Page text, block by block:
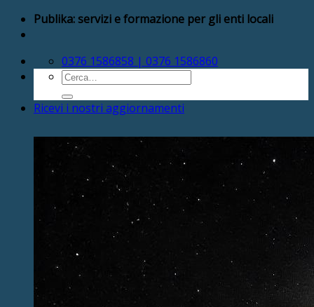
Salta Publika: servizi e formazione per gli enti locali
0376 1586858 | 0376 1586860
Cerca:
Ricevi i nostri aggiornamenti